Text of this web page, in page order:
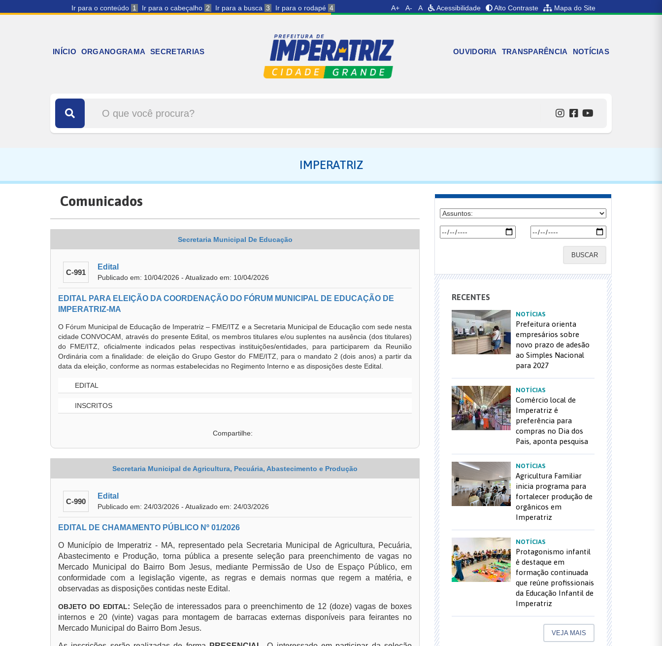
Ir para o conteúdo 1 Ir para o cabeçalho 2 Ir para a busca 3 Ir para o rodapé 4 A+ A- A Acessibilidade Alto Contraste Mapa do Site
INÍCIO ORGANOGRAMA SECRETARIAS OUVIDORIA TRANSPARÊNCIA NOTÍCIAS
IMPERATRIZ
Comunicados
Secretaria Municipal De Educação
C-991
Edital
Publicado em: 10/04/2026 - Atualizado em: 10/04/2026
EDITAL PARA ELEIÇÃO DA COORDENAÇÃO DO FÓRUM MUNICIPAL DE EDUCAÇÃO DE
IMPERATRIZ-MA
O Fórum Municipal de Educação de Imperatriz – FME/ITZ e a Secretaria Municipal de Educação com sede nesta
cidade CONVOCAM, através do presente Edital, os membros titulares e/ou suplentes na ausência (dos titulares)
do FME/ITZ, oficialmente indicados pelas respectivas instituições/entidades, para participarem da Reunião
Ordinária com a finalidade: de eleição do Grupo Gestor do FME/ITZ, para o mandato 2 (dois anos) a partir da
data da eleição, conforme as normas estabelecidas no Regimento Interno e as disposições deste Edital.
EDITAL
INSCRITOS
Compartilhe:
Secretaria Municipal de Agricultura, Pecuária, Abastecimento e Produção
C-990
Edital
Publicado em: 24/03/2026 - Atualizado em: 24/03/2026
EDITAL DE CHAMAMENTO PÚBLICO Nº 01/2026
O Município de Imperatriz - MA, representado pela Secretaria Municipal de Agricultura, Pecuária,
Abastecimento e Produção, torna pública a presente seleção para preenchimento de vagas no
Mercado Municipal do Bairro Bom Jesus, mediante Permissão de Uso de Espaço Público, em
conformidade com a legislação vigente, as regras e demais normas que regem a matéria, e
observadas as disposições contidas neste Edital.
OBJETO DO EDITAL: Seleção de interessados para o preenchimento de 12 (doze) vagas de boxes
internos e 20 (vinte) vagas para montagem de barracas externas disponíveis para feirantes no
Mercado Municipal do Bairro Bom Jesus.
BUSCAR
RECENTES
NOTÍCIAS
Prefeitura orienta
empresários sobre
novo prazo de adesão
ao Simples Nacional
para 2027
NOTÍCIAS
Comércio local de
Imperatriz é
preferência para
compras no Dia dos
Pais, aponta pesquisa
NOTÍCIAS
Agricultura Familiar
inicia programa para
fortalecer produção de
orgânicos em
Imperatriz
NOTÍCIAS
Protagonismo infantil
é destaque em
formação continuada
que reúne profissionais
da Educação Infantil de
Imperatriz
VEJA MAIS